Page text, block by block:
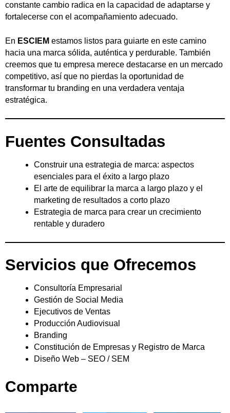
constante cambio radica en la capacidad de adaptarse y
fortalecerse con el acompañamiento adecuado.
En ESCIEM estamos listos para guiarte en este camino
hacia una marca sólida, auténtica y perdurable. También
creemos que tu empresa merece destacarse en un mercado
competitivo, así que no pierdas la oportunidad de
transformar tu branding en una verdadera ventaja
estratégica.
Fuentes Consultadas
Construir una estrategia de marca: aspectos
esenciales para el éxito a largo plazo
El arte de equilibrar la marca a largo plazo y el
marketing de resultados a corto plazo
Estrategia de marca para crear un crecimiento
rentable y duradero
Servicios que Ofrecemos
Consultoría Empresarial
Gestión de Social Media
Ejecutivos de Ventas
Producción Audiovisual
Branding
Constitución de Empresas y Registro de Marca
Diseño Web – SEO / SEM
Comparte